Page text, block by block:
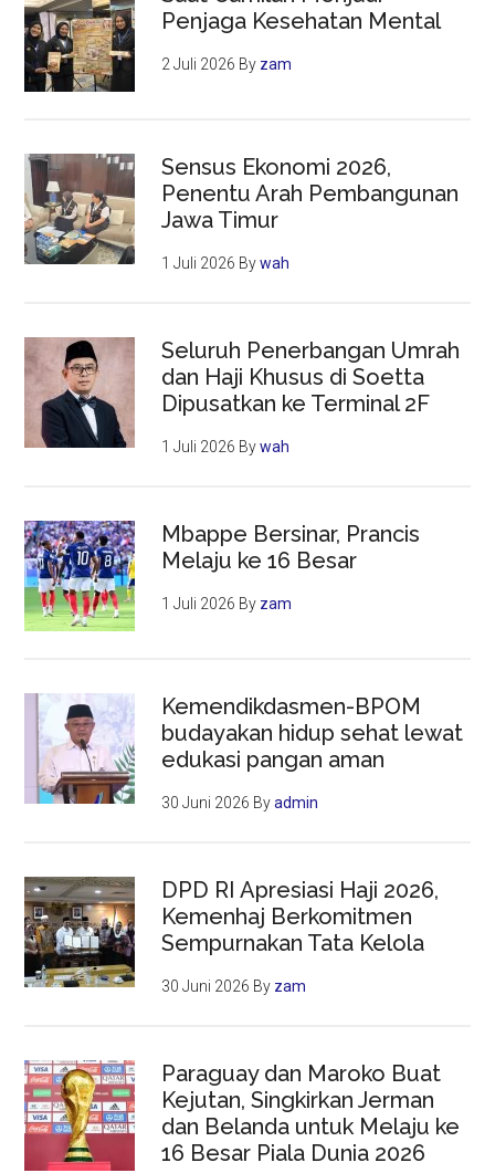
Penjaga Kesehatan Mental
2 Juli 2026 By zam
Sensus Ekonomi 2026,
Penentu Arah Pembangunan
Jawa Timur
1 Juli 2026 Bywah
Seluruh Penerbangan Umrah
dan Haji Khusus di Soetta
Dipusatkan ke Terminal 2F
1 Juli 2026 Bywah
Mbappe Bersinar, Prancis
Melaju ke 16 Besar
1 Juli 2026 By zam
Kemendikdasmen-BPOM
budayakan hidup sehat lewat
edukasi pangan aman
30 Juni 2026 Byadmin
DPD RI Apresiasi Haji 2026,
Kemenhaj Berkomitmen
Sempurnakan Tata Kelola
30 Juni 2026 By zam
Paraguay dan Maroko Buat
Kejutan, Singkirkan Jerman
dan Belanda untuk Melaju ke
16 Besar Piala Dunia 2026